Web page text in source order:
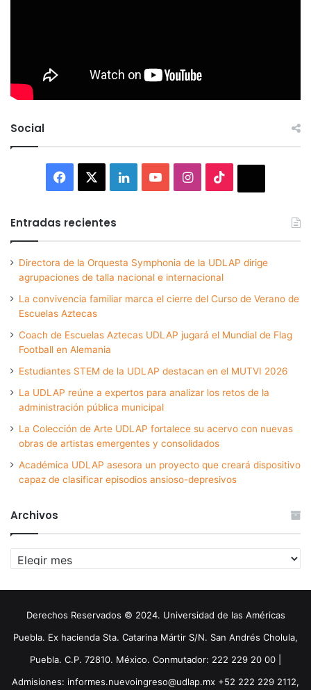
Social
Facebook LinkedInYouTubeInstagram
Entradas recientes
Directora de la Orquesta Symphonia de la UDLAP dirige
agrupaciones de talla nacional e internacional
La convivencia familiar marca el cierre del Curso de Verano de
Escuelas Aztecas
Coach de Escuelas Aztecas UDLAP jugará el Mundial de Flag
Football en Alemania
Estudiantes STEM de la UDLAP destacan en el MUTVI 2026
La UDLAP reúne a expertos para analizar los retos de la
administración pública municipal
La Colección de Arte UDLAP fortalece su acervo con nuevas
obras de artistas emergentes y consolidados
Académica UDLAP asesora un proyecto que creará dispositivo
capaz de clasificar episodios ansioso-depresivos
Archivos
Archivos
Derechos Reservados © 2024. Universidad de las Américas
Puebla. Ex hacienda Sta. Catarina Mártir S/N. San Andrés Cholula,
Puebla. C.P. 72810. México. Conmutador: 222 229 20 00 |
Admisiones: informes.nuevoingreso@udlap.mx +52 222 229 2112,